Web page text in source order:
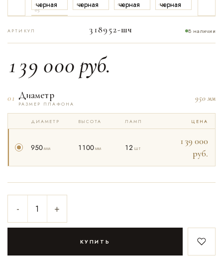
01 02 03
04
05
АРТИКУЛ 318952-шч В наличии
139 000 руб.
01 Диаметр
РАЗМЕР ПЛАФОНА
950 мм
ДИАМЕТР ВЫСОТА ЛАМП ЦЕНА
950мм 1100мм 12 шт
139 000
руб.
- +
КУПИТЬ В